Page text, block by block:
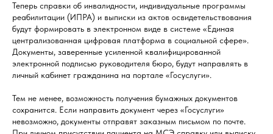
Теперь справки об инвалидности, индивидуальные программы
реабилитации (ИПРА) и выписки из актов освидетельствования
будут формировать в электронном виде в системе «Единая
централизованная цифровая платформа в социальной сфере».
Документы, заверенные усиленной квалифицированной
электронной подписью руководителя бюро, будут направлять в
личный кабинет гражданина на портале «Госуслуги».
Тем не менее, возможность получения бумажных документов
сохранится. Если направить документ через «Госуслуги»
невозможно, документы отправят заказным письмом по почте.